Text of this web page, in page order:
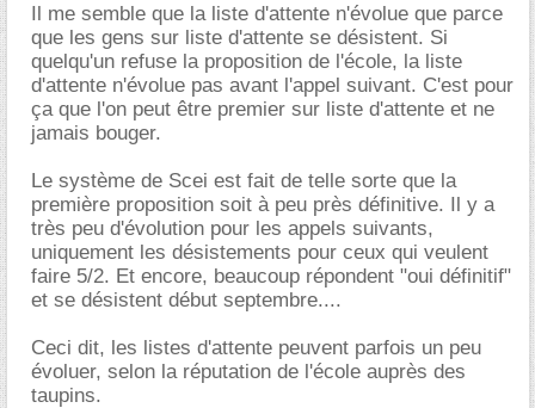
Il me semble que la liste d'attente n'évolue que parce
que les gens sur liste d'attente se désistent. Si
quelqu'un refuse la proposition de l'école, la liste
d'attente n'évolue pas avant l'appel suivant. C'est pour
ça que l'on peut être premier sur liste d'attente et ne
jamais bouger.
Le système de Scei est fait de telle sorte que la
première proposition soit à peu près définitive. Il y a
très peu d'évolution pour les appels suivants,
uniquement les désistements pour ceux qui veulent
faire 5/2. Et encore, beaucoup répondent "oui définitif"
et se désistent début septembre....
Ceci dit, les listes d'attente peuvent parfois un peu
évoluer, selon la réputation de l'école auprès des
taupins.